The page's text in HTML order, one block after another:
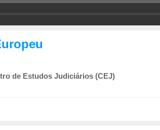
de Estudos Judiciários (CEJ)